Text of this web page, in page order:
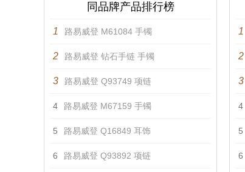
同品牌产品排行榜
1 路易威登 M61084 手镯
2 路易威登 钻石手链 手镯
3 路易威登 Q93749 项链
4 路易威登 M67159 手镯
5 路易威登 Q16849 耳饰
6 路易威登 Q93892 项链
1
2
3
4
5
6